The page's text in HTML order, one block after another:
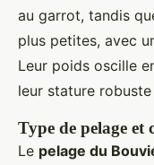
au garrot, tandis
plus petites, avec
Leur poids oscille
leur stature
Type de pelage et
Le pelage du